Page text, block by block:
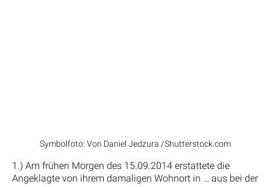
Symbolfoto: Von Daniel Jedzura /Shutterstock.com
1.) Am frühen Morgen des 15.09.2014 erstattete die
Angeklagte von ihrem damaligen Wohnort in … aus bei der